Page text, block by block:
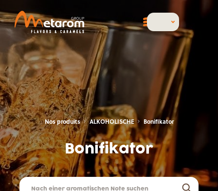
Nos produits ALKOHOLISCHE Bonifikator
Bonifikator